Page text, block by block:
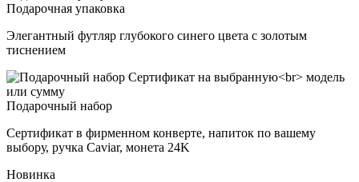
Подарочная упаковка
Элегантный футляр глубокого синего цвета с золотым
тиснением
Подарочный набор
Сертификат в фирменном конверте, напиток по вашему
выбору, ручка Caviar, монета 24K
Новинка